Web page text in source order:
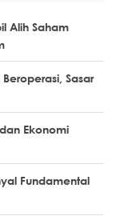
Alih Saham
Sasar
Ekonomi
Fundamental